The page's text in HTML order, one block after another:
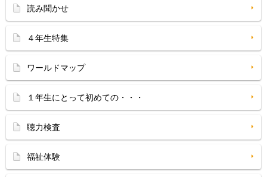
読み聞かせ
４年生特集
ワールドマップ
１年生にとって初めての・・・
聴力検査
福祉体験